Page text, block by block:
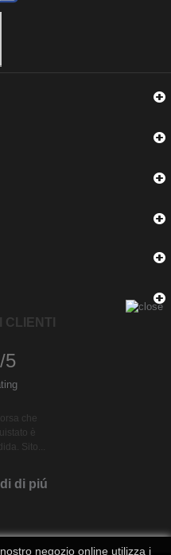
CLIENTI
5
che
è
Sito...
di piú
negozio online utilizza i